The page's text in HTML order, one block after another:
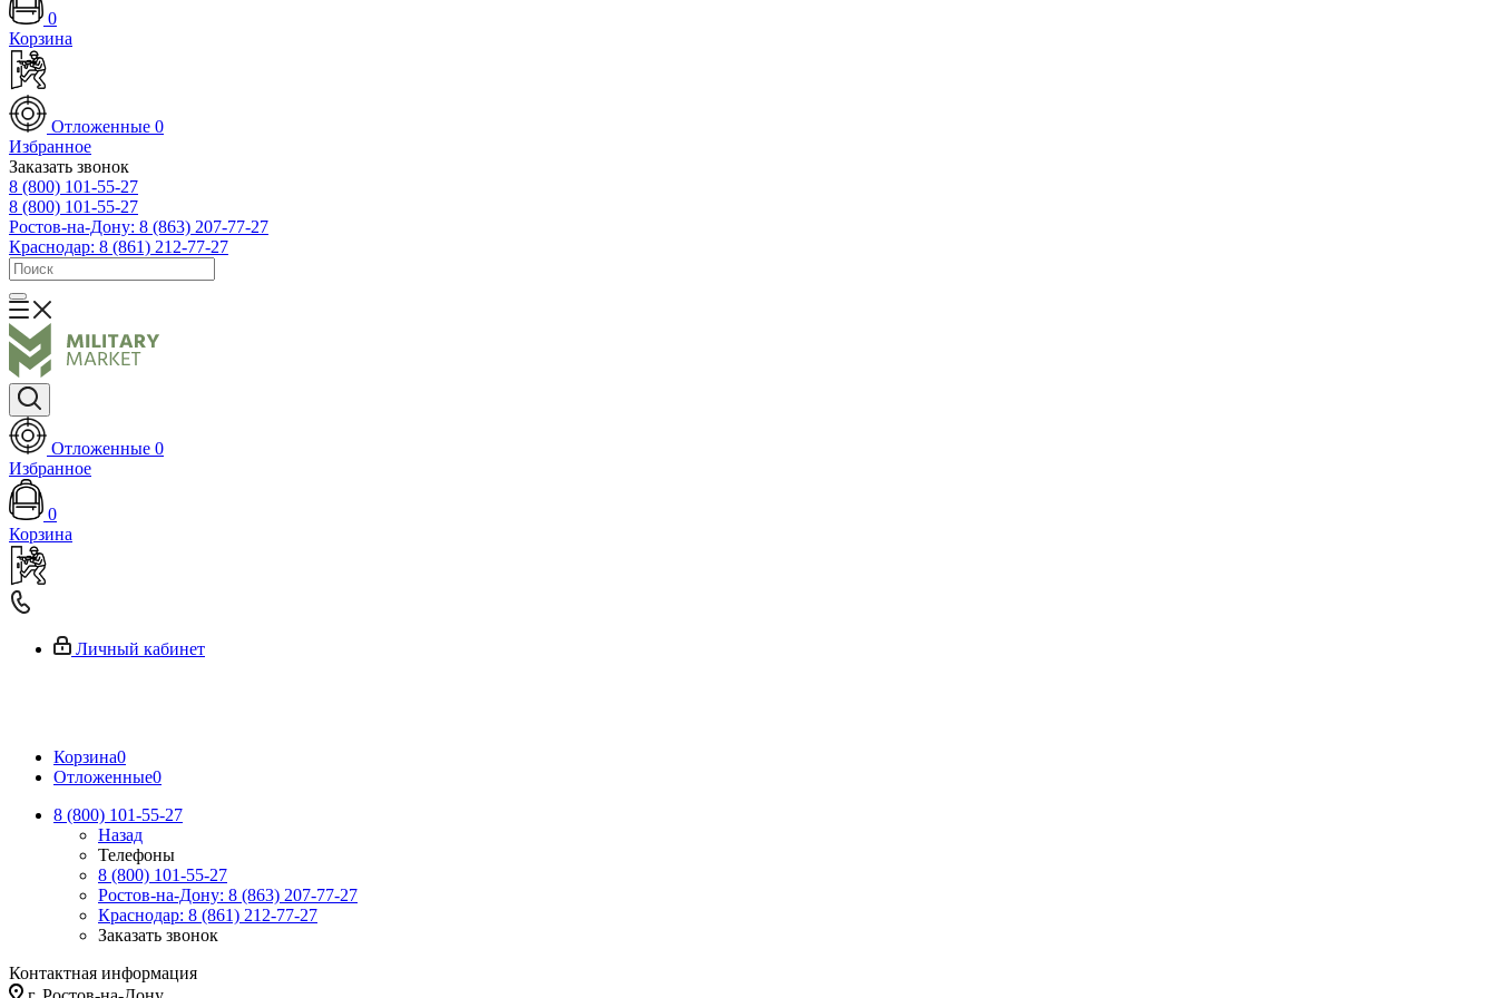
0
Корзина
Отложенные 0
Избранное
Заказать звонок
8 (800) 101-55-27
8 (800) 101-55-27
Ростов-на-Дону: 8 (863) 207-77-27
Краснодар: 8 (861) 212-77-27
Отложенные 0
Избранное
0
Корзина
Личный кабинет
Корзина0
Отложенные0
8 (800) 101-55-27
Назад
Телефоны
8 (800) 101-55-27
Ростов-на-Дону: 8 (863) 207-77-27
Краснодар: 8 (861) 212-77-27
Заказать звонок
Контактная информация